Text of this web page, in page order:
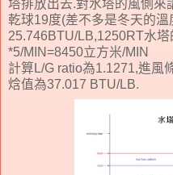
塔排放出去.對水塔的風側來
乾球19度(差不多是冬天的
25.746BTU/LB,1250RT水
*5/MIN=8450立方米/MIN
計算L/G ratio為1.1271,進風
焓值為37.017 BTU/LB.